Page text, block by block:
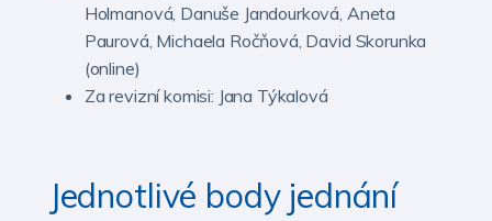
Holmanová, Danuše Jandourková, Aneta
Paurová, Michaela Ročňová, David Skorunka
(online)
Za revizní komisi: Jana Týkalová
Jednotlivé body jednání